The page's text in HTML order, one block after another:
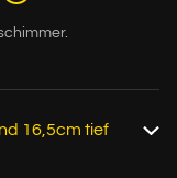
16,5cm tief